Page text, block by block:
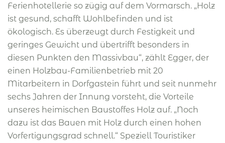
Ferienhotellerie so zügig auf dem Vormarsch. „Holz
ist gesund, schafft Wohlbefinden und ist
ökologisch. Es überzeugt durch Festigkeit und
geringes Gewicht und übertrifft besonders in
diesen Punkten den Massivbau“, zählt Egger, der
einen Holzbau-Familienbetrieb mit 20
Mitarbeitern in Dorfgastein führt und seit nunmehr
sechs Jahren der Innung vorsteht, die Vorteile
unseres heimischen Baustoffes Holz auf. „Noch
dazu ist das Bauen mit Holz durch einen hohen
Vorfertigungsgrad schnell.“ Speziell Touristiker